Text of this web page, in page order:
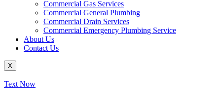
Commercial Gas Services
Commercial General Plumbing
Commercial Drain Services
Commercial Emergency Plumbing Service
About Us
Contact Us
X
Text Now